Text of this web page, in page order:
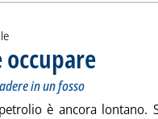
in un fosso
è ancora lontano.